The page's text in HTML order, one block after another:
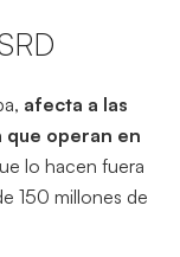
afecta a las
que operan en
lo hacen fuera
150 millones de